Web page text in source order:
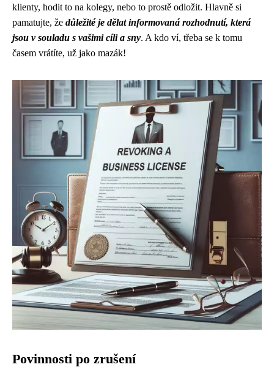
klienty, hodit to na kolegy, nebo to prostě odložit. Hlavně si
pamatujte, že důležité je dělat informovaná rozhodnutí, která
jsou v souladu s vašimi cíli a sny. A kdo ví, třeba se k tomu
časem vrátíte, už jako mazák!
Povinnosti po zrušení